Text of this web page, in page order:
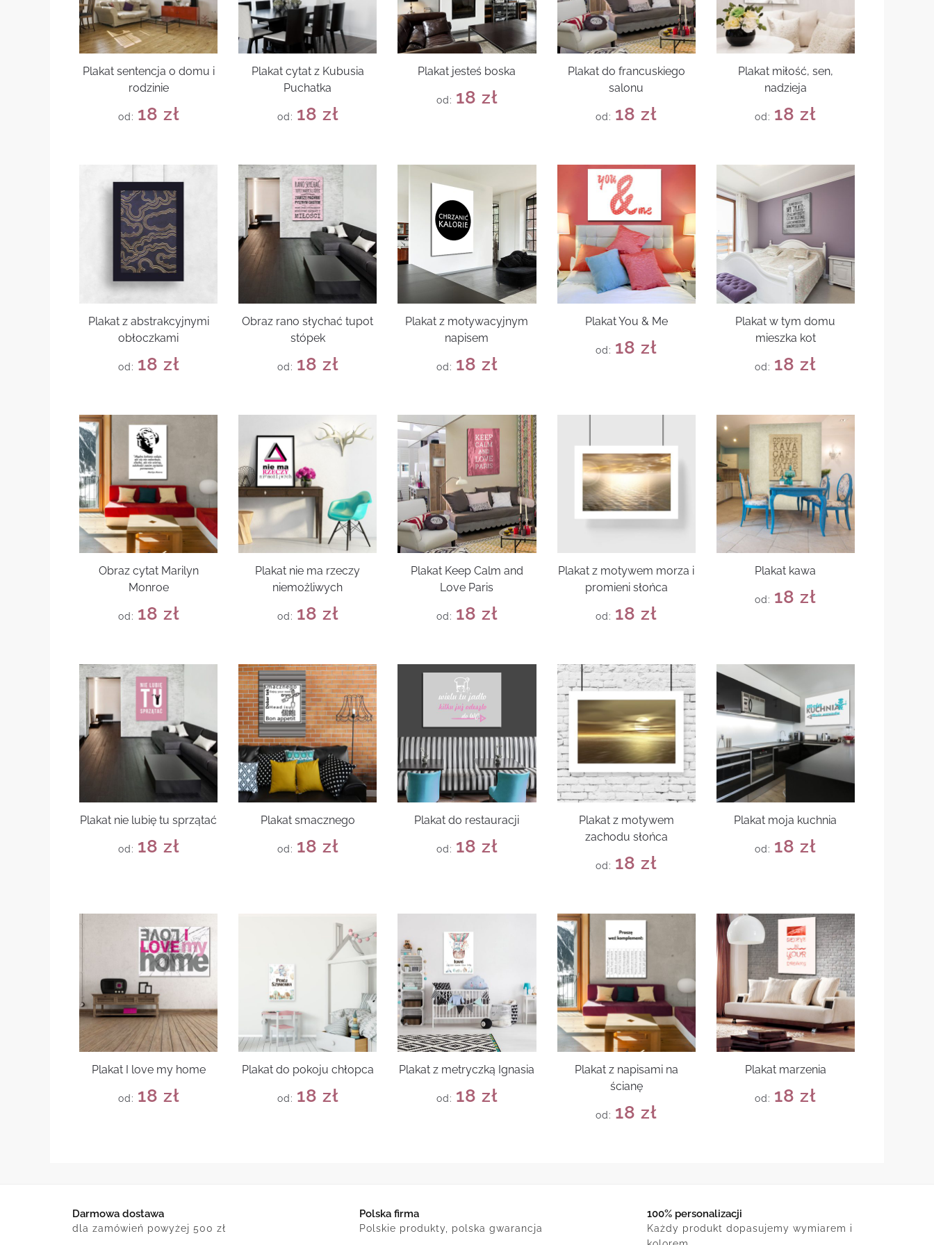
Plakat sentencja o domu i
rodzinie
od: 18 zł
Plakat cytat z Kubusia
Puchatka
od: 18 zł
Plakat jesteś boska
od: 18 zł
Plakat do francuskiego
salonu
od: 18zł
Plakat miłość, sen,
nadzieja
od: 18zł
Plakat z abstrakcyjnymi
obłoczkami
od: 18 zł
Obraz rano słychać tupot
stópek
od: 18 zł
Plakat z motywacyjnym
napisem
od: 18 zł
Plakat You & Me
od: 18zł
Plakat w tym domu
mieszka kot
od: 18zł
Obraz cytat Marilyn
Monroe
od: 18 zł
Plakat nie ma rzeczy
niemożliwych
od: 18 zł
Plakat Keep Calm and
Love Paris
od: 18 zł
Plakat z motywem morza i
promieni słońca
od: 18zł
Plakat kawa
od: 18zł
Plakat nie lubię tu sprzątać
od: 18 zł
Plakat smacznego
od: 18 zł
Plakat do restauracji
od: 18 zł
Plakat z motywem
zachodu słońca
od: 18zł
Plakat moja kuchnia
od: 18zł
Plakat I love my home
od: 18 zł
Plakat do pokoju chłopca
od: 18 zł
Plakat z metryczką Ignasia
od: 18 zł
Plakat z napisami na
ścianę
od: 18zł
Plakat marzenia
od: 18zł
Darmowa dostawa
dla zamówień powyżej 500 zł
Polska firma
Polskie produkty, polska gwarancja
100% personalizacji
Każdy produkt dopasujemy wymiarem i